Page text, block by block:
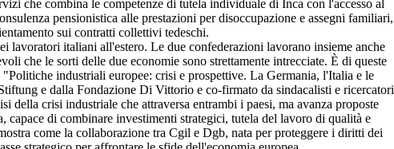
che combina le competenze di tutela individuale di Inca con l'accesso al
pensionistica alle prestazioni per disoccupazione e assegni familiari,
sui contratti collettivi tedeschi.
lavoratori italiani all'estero. Le due confederazioni lavorano insieme anche
che le sorti delle due economie sono strettamente intrecciate. È di queste
industriali europee: crisi e prospettive. La Germania, l'Italia e le
e dalla Fondazione Di Vittorio e co-firmato da sindacalisti e ricercatori
della crisi industriale che attraversa entrambi i paesi, ma avanza proposte
capace di combinare investimenti strategici, tutela del lavoro di qualità e
come la collaborazione tra Cgil e Dgb, nata per proteggere i diritti dei